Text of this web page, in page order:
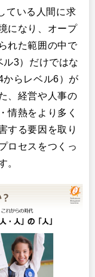
ている人間に求
になり、オープ
れた範囲の中で
3）だけではな
からレベル6）が
、経営や人事の
情熱をより多く
する要因を取り
ロセスをつくっ
。